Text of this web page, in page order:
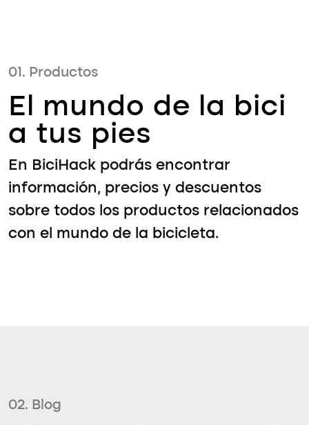
01. Productos
El mundo de la bici
a tus pies
En BiciHack podrás encontrar
información, precios y descuentos
sobre todos los productos relacionados
con el mundo de la bicicleta.
02. Blog